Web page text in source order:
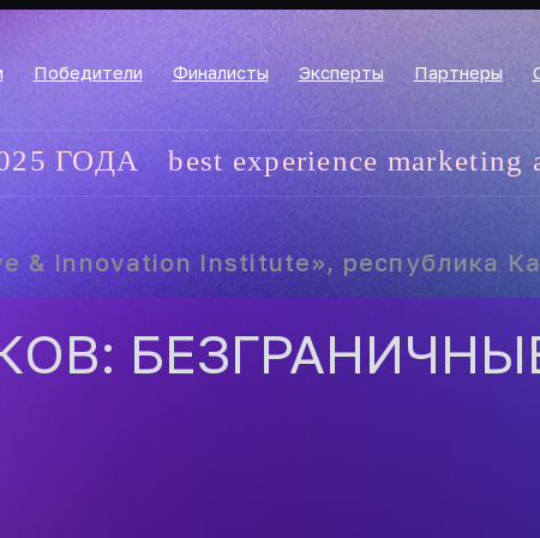
Победители Финалисты Эксперты Партнеры
best experience marketing awards!
& Innovation Institute», республика